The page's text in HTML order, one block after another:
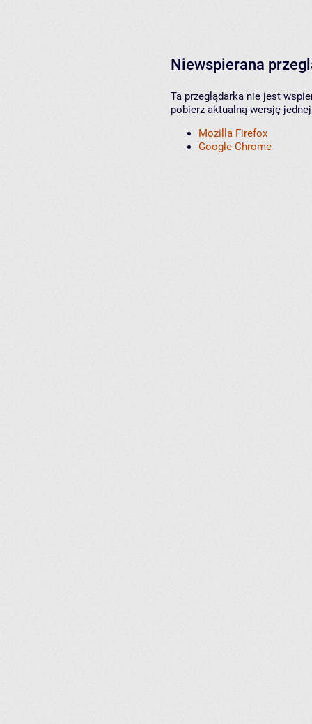
Niewspierana
Ta przeglądarka nie jest
pobierz aktualną wersję
Mozilla Firefox
Google Chrome